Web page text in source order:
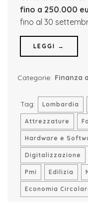
fino a 250.000
fino al 30
LEGGI →
Categorie: Finanza
Tag: Lombardia
Attrezzature
Hardware e
Digitalizzazione
Pmi Edilizia
Economia